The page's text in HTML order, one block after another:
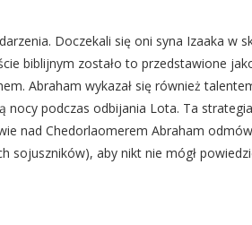
Doczekali się oni syna Izaaka w
biblijnym zostało to przedstawione
Abraham wykazał się również
nocy podczas odbijania Lota. Ta
nad Chedorlaomerem Abraham
sojuszników), aby nikt nie mógł